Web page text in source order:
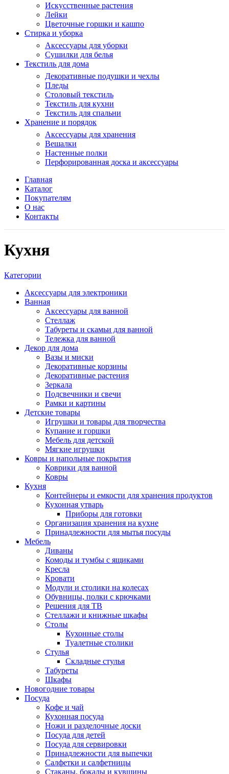
Искусственные растения
Лейки
Цветочные горшки и кашпо
Стирка и уборка
Аксессуары для уборки
Сушилки для белья
Текстиль для дома
Декоративные подушки и чехлы
Пледы
Столовый текстиль
Текстиль для кухни
Текстиль для спальни
Хранение и порядок
Аксессуары для хранения
Вешалки
Настенные полки
Перфорированная доска и аксессуары
Главная
Каталог
Покупателям
О нас
Контакты
Кухня
Категории
Аксессуары для электроники
Ванная
Аксессуары для ванной
Стеллаж
Табуреты и скамьи для ванной
Тележка для ванной
Декор для дома
Вазы и миски
Декоративные корзины
Декоративные растения
Зеркала
Подсвечники и свечи
Рамки и картины
Детские товары
Игрушки и товары для творчества
Купание и горшки
Мебель для детской
Мягкие игрушки
Ковры и напольные покрытия
Коврики для ванной
Ковры
Кухня
Контейнеры и емкости для хранения продуктов
Кухонная утварь
Приборы для готовки
Организация хранения на кухне
Принадлежности для мытья посуды
Мебель
Диваны
Комоды и тумбы с ящиками
Кресла
Кровати
Модули и столики на колесах
Обувницы, полки с крючками
Решения для ТВ
Стеллажи и книжные шкафы
Столы
Кухонные столы
Туалетные столики
Стулья
Складные стулья
Табуреты
Шкафы
Новогодние товары
Посуда
Кофе и чай
Кухонная посуда
Ножи и разделочные доски
Посуда для детей
Посуда для сервировки
Принадлежности для выпечки
Салфетки и салфетницы
Стаканы, бокалы и кувшины